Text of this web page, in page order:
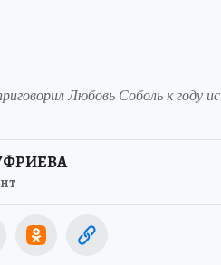
Любовь Соболь к году